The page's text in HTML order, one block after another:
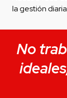
la gestión
No